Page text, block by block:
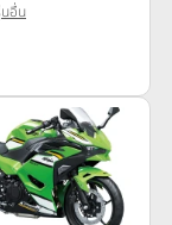
นอื่น